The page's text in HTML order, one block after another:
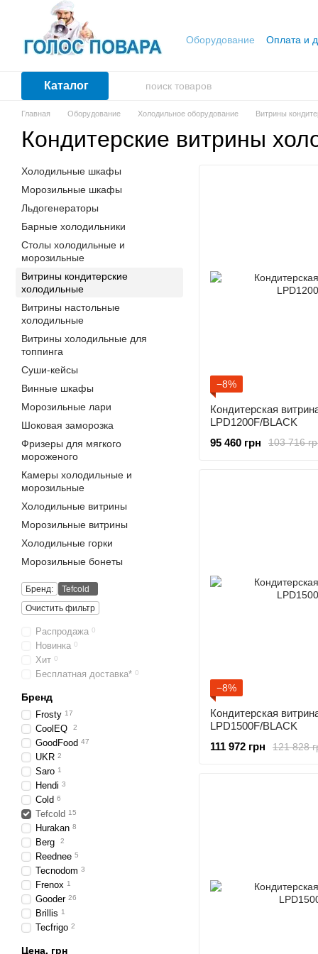
Перейти к основному контенту
Оборудование Оплата и
Каталог
Главная Оборудование Холодильное оборудование Витрины
Кондитерские витрины
−8%
Кондитерская
LPD1200F/BLACK
103 716
95 460 грн
−8%
Кондитерская
LPD1500F/BLACK
121 828
111 972 грн
Холодильные шкафы
Морозильные шкафы
Льдогенераторы
Барные холодильники
Столы холодильные и
морозильные
Витрины кондитерские
холодильные
Витрины настольные
холодильные
Витрины холодильные для
топпинга
Суши-кейсы
Винные шкафы
Морозильные лари
Шоковая заморозка
Фризеры для мягкого
мороженого
Камеры холодильные и
морозильные
Холодильные витрины
Морозильные витрины
Холодильные горки
Морозильные бонеты
Бренд:
Tefcold
Очистить фильтр
Распродажа 0
Новинка 0
Хит 0
Бесплатная доставка* 0
Бренд
Frosty 17
CoolEQ 2
GoodFood 47
UKR 2
Saro 1
Hendi 3
Cold 6
Tefcold 15
Hurakan 8
Berg 2
Reednee 5
Tecnodom 3
Frenox 1
Gooder 26
Brillis 1
Tecfrigo 2
Цена, грн